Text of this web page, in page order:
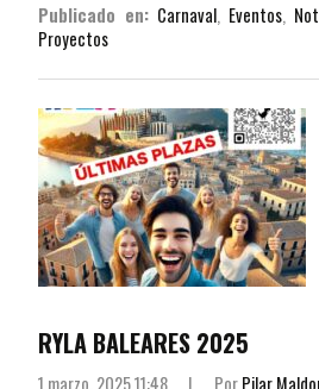
Publicado en: Carnaval, Eventos,
Proyectos
RYLA BALEARES 2025
1 marzo, 2025 11:48 | PorPilar